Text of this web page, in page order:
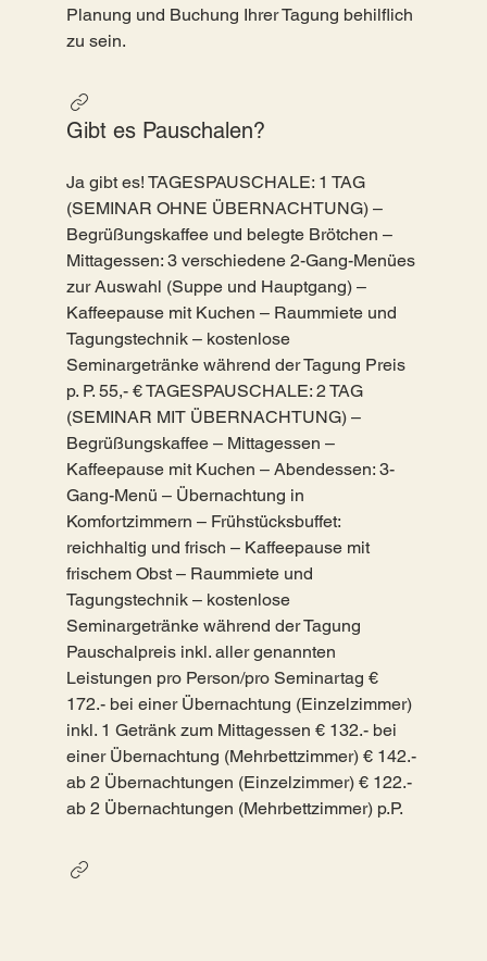
Planung und Buchung Ihrer Tagung behilflich
zu sein.
Gibt es Pauschalen?
Ja gibt es! TAGESPAUSCHALE: 1 TAG
(SEMINAR OHNE ÜBERNACHTUNG) –
Begrüßungskaffee und belegte Brötchen –
Mittagessen: 3 verschiedene 2-Gang-Menües
zur Auswahl (Suppe und Hauptgang) –
Kaffeepause mit Kuchen – Raummiete und
Tagungstechnik – kostenlose
Seminargetränke während der Tagung Preis
p. P. 55,- € TAGESPAUSCHALE: 2 TAG
(SEMINAR MIT ÜBERNACHTUNG) –
Begrüßungskaffee – Mittagessen –
Kaffeepause mit Kuchen – Abendessen: 3-
Gang-Menü – Übernachtung in
Komfortzimmern – Frühstücksbuffet:
reichhaltig und frisch – Kaffeepause mit
frischem Obst – Raummiete und
Tagungstechnik – kostenlose
Seminargetränke während der Tagung
Pauschalpreis inkl. aller genannten
Leistungen pro Person/pro Seminartag €
172.- bei einer Übernachtung (Einzelzimmer)
inkl. 1 Getränk zum Mittagessen € 132.- bei
einer Übernachtung (Mehrbettzimmer) € 142.-
ab 2 Übernachtungen (Einzelzimmer) € 122.-
ab 2 Übernachtungen (Mehrbettzimmer) p.P.